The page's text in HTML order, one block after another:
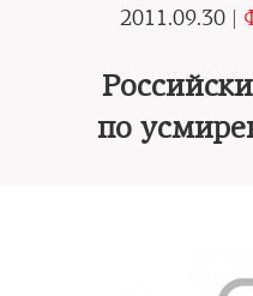
2011.09.30 |
по